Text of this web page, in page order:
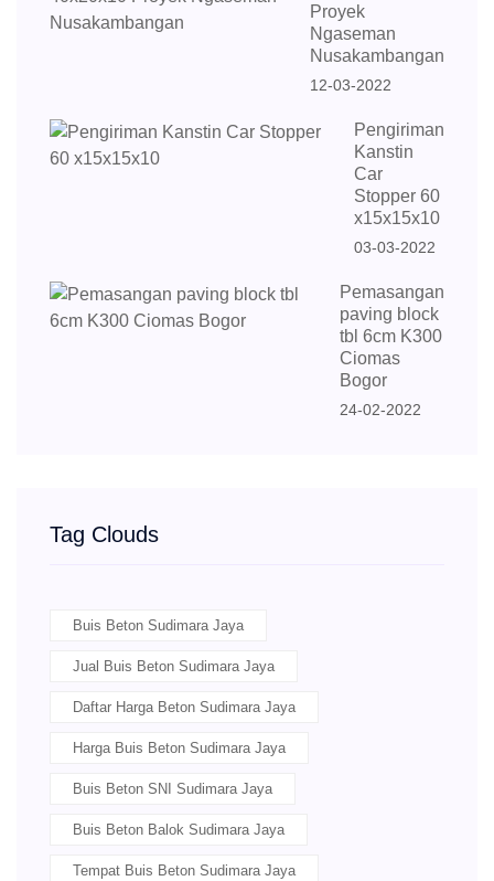
Proyek
Ngaseman
Nusakambangan
12-03-2022
Pengiriman
Kanstin
Car
Stopper 60
x15x15x10
03-03-2022
Pemasangan
paving block
tbl 6cm K300
Ciomas
Bogor
24-02-2022
Tag Clouds
Buis Beton Sudimara Jaya
Jual Buis Beton Sudimara Jaya
Daftar Harga Beton Sudimara Jaya
Harga Buis Beton Sudimara Jaya
Buis Beton SNI Sudimara Jaya
Buis Beton Balok Sudimara Jaya
Tempat Buis Beton Sudimara Jaya